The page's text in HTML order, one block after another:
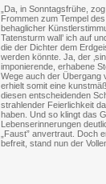
„Da, in Sonntagsfrühe,
Frommen zum Tempel
behaglicher
Tatensturm wall’ ich auf
die der Dichter dem
werden könnte. Ja, der
imponierende, erhabene
Wege auch der Übergang
erhielt somit eine
diesen entscheidenden
strahlender Feierlichkeit
haben. Und so klingt das
Lebenserinnerungen
„Faust” anvertraut. Doch
befreit, stand nun der